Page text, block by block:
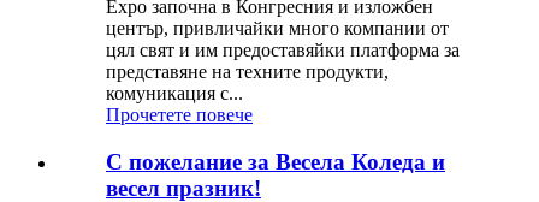
Expo започна в Конгресния и изложбен
център, привличайки много компании от
цял ​​свят и им предоставяйки платформа за
представяне на техните продукти,
комуникация с...
Прочетете повече
С пожелание за Весела Коледа и
весел празник!